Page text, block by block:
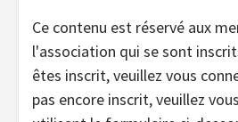
Ce contenu est réservé aux
l'association qui se sont
êtes inscrit, veuillez vous
pas encore inscrit, veuillez